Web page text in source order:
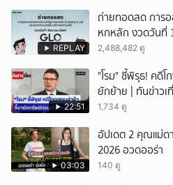
REPLAY
ถ่ายทอดสด การ
หกหลัก งวดวันที่
2,488,482 ดู
22:51
"โรม" ชี้พิรุธ! คดี
ยักย้าย | ทันข่าวเ
1,734 ดู
03:03
อัปเดต 2 คุณแม่ด
2026 อวดออร่า
140 ดู